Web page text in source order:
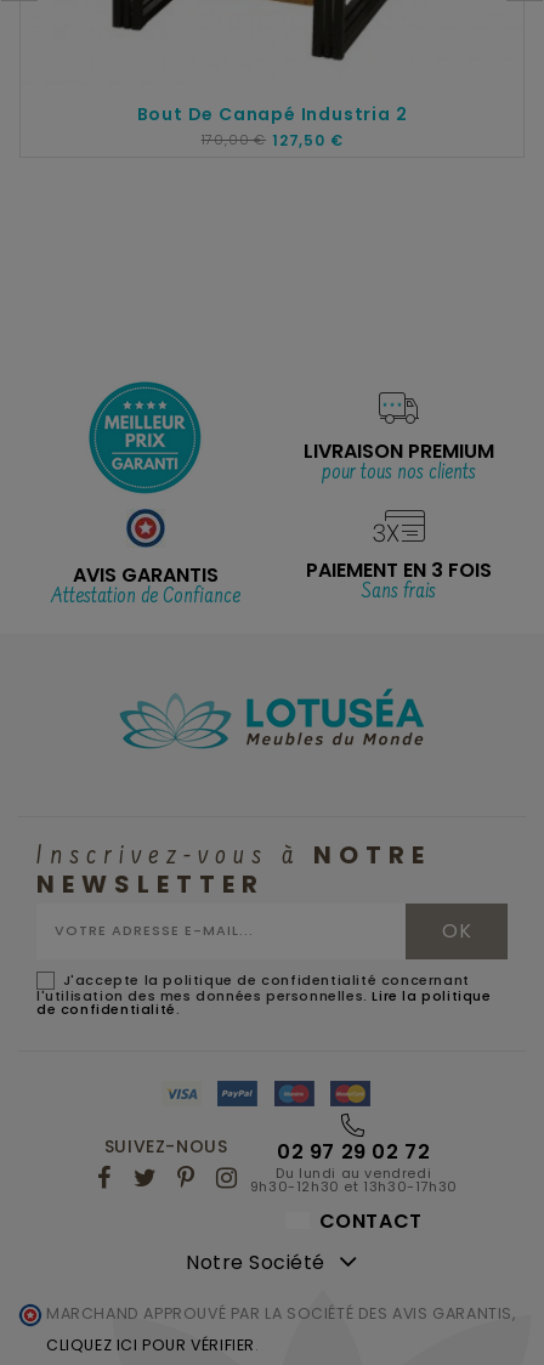
Bout De Canapé Industria 2
170,00 € 127,50 €
LIVRAISON PREMIUM
pour tous nos clients
AVIS GARANTIS
Attestation de Confiance
PAIEMENT EN 3 FOIS
Sans frais
Inscrivez-vous à
NOTRE
NEWSLETTER
J'accepte la politique de confidentialité concernant
l'utilisation des mes données personnelles.Lire la politique
de confidentialité.
SUIVEZ-NOUS 02 97 29 02 72
Du lundi au vendredi
9h30-12h30 et 13h30-17h30
CONTACT
Notre Société
MARCHAND APPROUVÉ PAR LA SOCIÉTÉ DES AVIS GARANTIS,
CLIQUEZ ICI POUR VÉRIFIER.